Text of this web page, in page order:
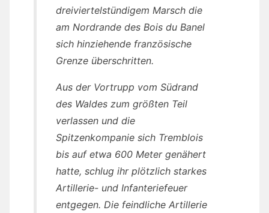
dreiviertelstündigem Marsch die
am Nordrande des Bois du Banel
sich hinziehende französische
Grenze überschritten.
Aus der Vortrupp vom Südrand
des Waldes zum größten Teil
verlassen und die
Spitzenkompanie sich Tremblois
bis auf etwa 600 Meter genähert
hatte, schlug ihr plötzlich starkes
Artillerie- und Infanteriefeuer
entgegen. Die feindliche Artillerie